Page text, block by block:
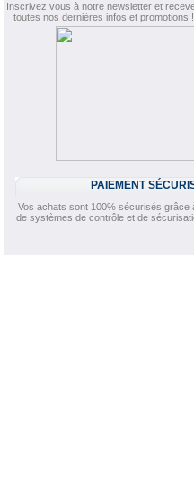
Inscrivez vous à notre newsletter et
toutes nos dernières infos et promotions !
PAIEMENT
Vos achats sont 100% sécurisés grâce
de systèmes de contrôle et de